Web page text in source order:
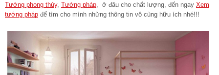
Tướng phong thủy, Tướng pháp , ở đâu cho chất lượng, đến ngay Xem
tướng pháp để tìm cho mình những thông tin vô cùng hữu ích nhé!!!